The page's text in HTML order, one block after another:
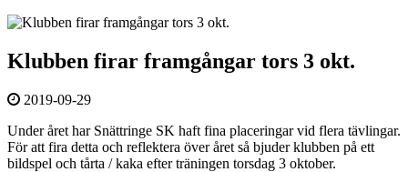
Klubben firar framgångar tors 3 okt.
2019-09-29
Under året har Snättringe SK haft fina placeringar vid flera tävlingar.
För att fira detta och reflektera över året så bjuder klubben på ett
bildspel och tårta / kaka efter träningen torsdag 3 oktober.